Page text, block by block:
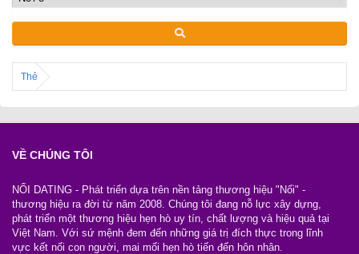
Thẻ
VỀ CHÚNG TÔI
NỐI DATING - Phát triển dựa trên nền tảng thương hiệu "Nối" -
thương hiệu ra đời từ năm 2008. Chúng tôi đang nỗ lực xây dựng,
phát triển một thương hiệu hẹn hò uy tín, chất lượng và hiệu quả tại
Việt Nam. Với sứ mệnh đem đến những giá trị đích thực trong lĩnh
vực kết nối con người, mai mối hẹn hò tiến đến hôn nhân.